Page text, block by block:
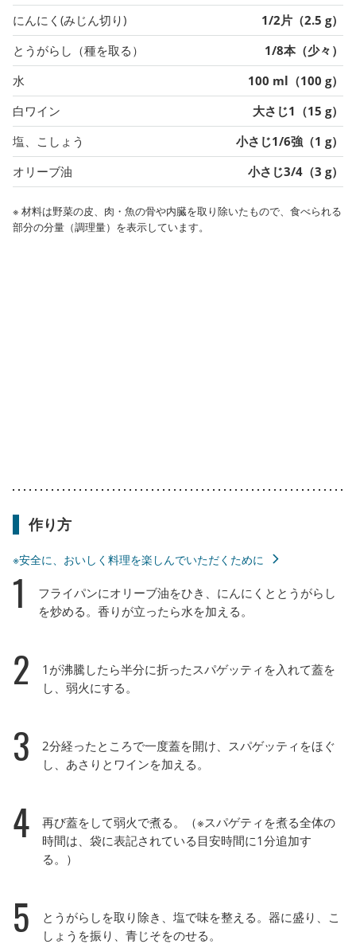
にんにく(みじん切り)
1/2片（2.5 g）
とうがらし（種を取る）
1/8本（少々）
水
100 ml（100 g）
白ワイン
大さじ1（15 g）
塩、こしょう
小さじ1/6強（1 g）
オリーブ油
小さじ3/4（3 g）
※ 材料は野菜の皮、肉・魚の骨や内臓を取り除いたもので、食べられる
部分の分量（調理量）を表示しています。
作り方
※安全に、おいしく料理を楽しんでいただくために
1
フライパンにオリーブ油をひき、にんにくととうがらし
を炒める。香りが立ったら水を加える。
2
1が沸騰したら半分に折ったスパゲッティを入れて蓋を
し、弱火にする。
3
2分経ったところで一度蓋を開け、スパゲッティをほぐ
し、あさりとワインを加える。
4
再び蓋をして弱火で煮る。（※スパゲティを煮る全体の
時間は、袋に表記されている目安時間に1分追加す
る。）
5
とうがらしを取り除き、塩で味を整える。器に盛り、こ
しょうを振り、青じそをのせる。